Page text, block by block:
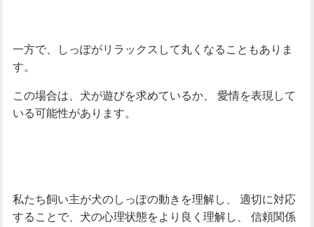
一方で、しっぽがリラックスして丸くなることもありま
す。
この場合は、犬が遊びを求めているか、
愛情を表現して
いる可能性があります。
私たち飼い主が犬のしっぽの動きを理解し、
適切に対応
することで、犬の心理状態をより良く理解し、
信頼関係